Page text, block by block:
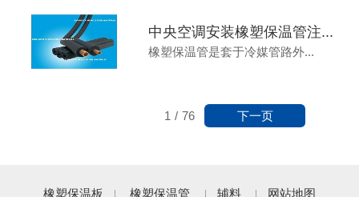
中央空调安装橡塑保温管注...
橡塑保温管是套于冷媒管路外...
1 / 76 下一页
橡塑保温板 橡塑保温管 辅料 网站地图